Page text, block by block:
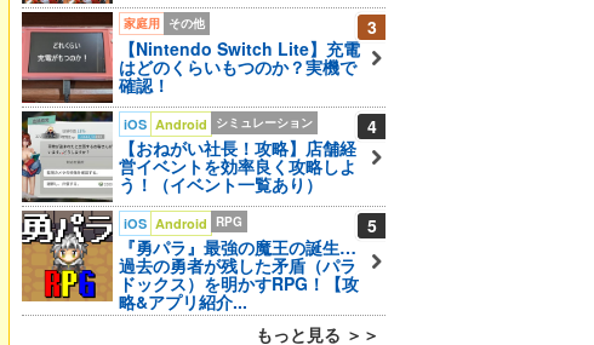
3
家庭用 その他
【Nintendo Switch Lite】充電
はどのくらいもつのか？実機で
確認！
4
iOS Android シミュレーション
【おねがい社長！攻略】店舗経
営イベントを効率良く攻略しよ
う！（イベント一覧あり）
5
iOS Android RPG
『勇パラ』最強の魔王の誕生…
過去の勇者が残した矛盾（パラ
ドックス）を明かすRPG！【攻
略&アプリ紹介...
もっと見る ＞＞